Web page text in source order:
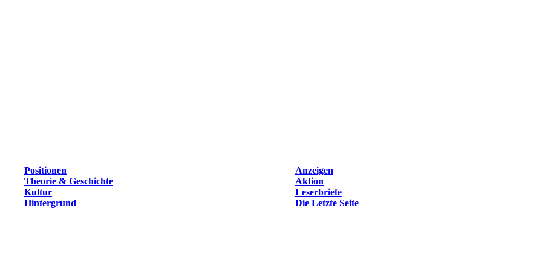
Positionen
Anzeigen
Theorie & Geschichte
Aktion
Kultur
Leserbriefe
Hintergrund Die Letzte Seite